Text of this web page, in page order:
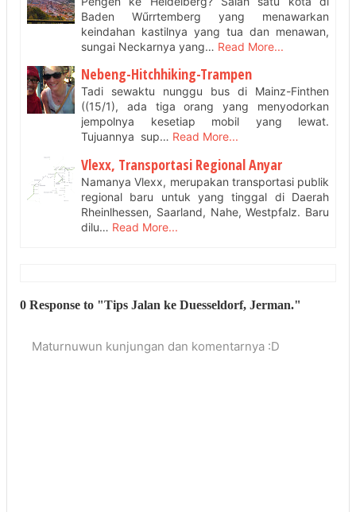
Baden Wűrrtemberg yang menawarkan
keindahan kastilnya yang tua dan menawan,
sungai Neckarnya yang… Read More...
Nebeng-Hitchhiking-Trampen
Tadi sewaktu nunggu bus di Mainz-Finthen
((15/1), ada tiga orang yang menyodorkan
jempolnya kesetiap mobil yang lewat.
Tujuannya sup… Read More...
Vlexx, Transportasi Regional Anyar
Namanya Vlexx, merupakan transportasi publik
regional baru untuk yang tinggal di Daerah
Rheinlhessen, Saarland, Nahe, Westpfalz. Baru
dilu… Read More...
0 Response to "Tips Jalan ke Duesseldorf, Jerman."
Maturnuwun kunjungan dan komentarnya :D